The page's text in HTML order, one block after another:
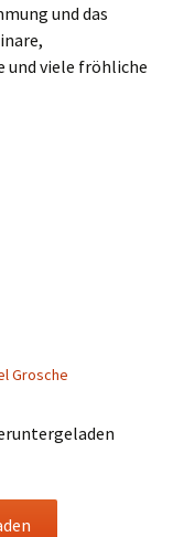
und das
und viele fröhliche
Grosche